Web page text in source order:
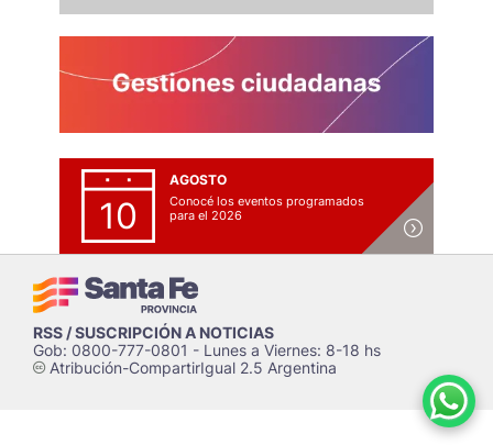
10
AGOSTO
Conocé los eventos programados
para el 2026
RSS / SUSCRIPCIÓN A NOTICIAS
Gob: 0800-777-0801 - Lunes a Viernes: 8-18 hs
cAtribución-CompartirIgual 2.5 Argentina